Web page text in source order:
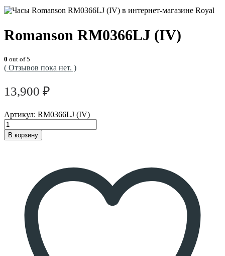
Romanson RM0366LJ (IV)
0 out of 5
( Отзывов пока нет. )
13,900 ₽
Артикул: RM0366LJ (IV)
В корзину